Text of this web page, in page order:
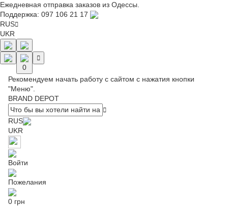
Ежедневная отправка заказов из Одессы.
Поддержка: 097 106 21 17
RUS
UKR
0
Рекомендуем начать работу с сайтом с нажатия кнопки
"Меню".
BRAND DEPOT
RUS
UKR
Войти
Пожелания
0 грн